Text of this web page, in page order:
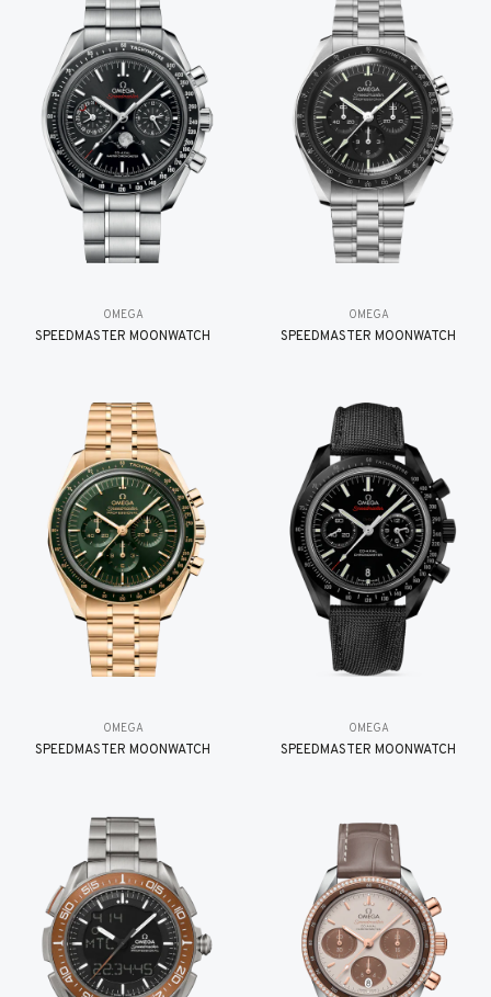
OMEGA
SPEEDMASTER MOONWATCH
OMEGA
SPEEDMASTER MOONWATCH
OMEGA
SPEEDMASTER MOONWATCH
OMEGA
SPEEDMASTER MOONWATCH